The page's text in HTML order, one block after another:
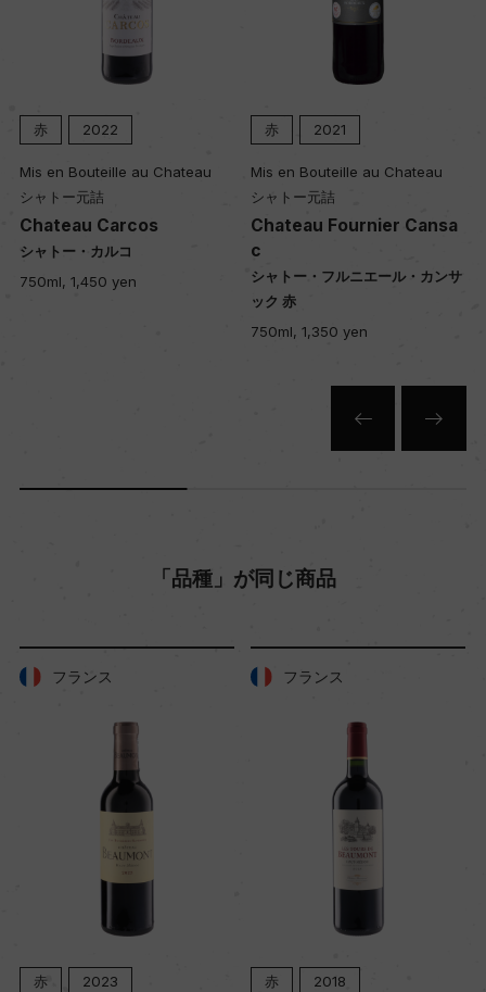
赤 2022
Mis en Bouteille au Chateau
シャトー元詰
Chateau Carcos
シャトー・カルコ
750ml, 1,450 yen
赤 2021
Mis en Bouteille au Chateau
シャトー元詰
Chateau Fournier Cansa
c
シャトー・フルニエール・カンサ
ック 赤
750ml, 1,350 yen
「品種」が同じ商品
フランス
赤 2023
フランス
赤 2018